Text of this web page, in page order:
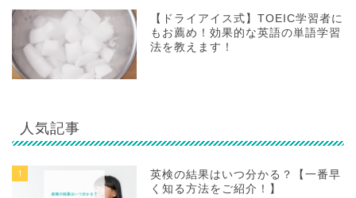
【ドライアイス式】TOEIC学習者に
もお薦め！効果的な英語の単語学習
法を教えます！
人気記事
1
英検の結果はいつ分かる？【一番早
く知る方法をご紹介！】